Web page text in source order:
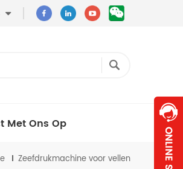
Met Ons Op
Zeefdrukmachine voor vellen